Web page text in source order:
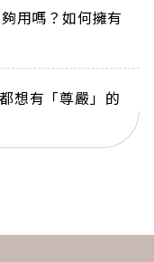
用嗎？如何擁有
想有「尊嚴」的